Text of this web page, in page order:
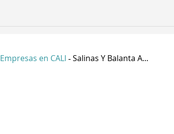
Empresas en CALI - Salinas Y Balanta A...